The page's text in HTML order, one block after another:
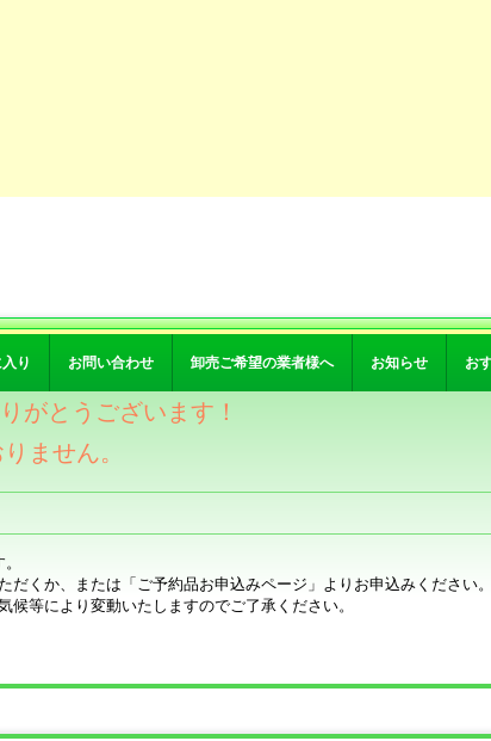
り お問い合わせ 卸売ご希望の業者様へ お知らせ お
がとうございます！
ません。
だくか、または「ご予約品お申込みページ」よりお申込みください。
等により変動いたしますのでご了承ください。